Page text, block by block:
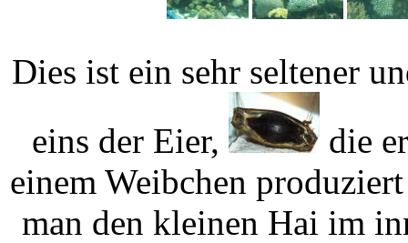
Dies ist ein sehr seltener
eins der Eier,
die
einem Weibchen
man den kleinen Hai im